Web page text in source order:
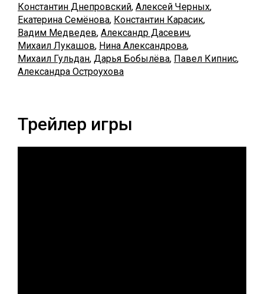
Константин Днепровский, Алексей Черных,
Екатерина Семёнова, Константин Карасик,
Вадим Медведев, Александр Дасевич,
Михаил Лукашов, Нина Александрова,
Михаил Гульдан, Дарья Бобылёва, Павел Кипнис,
Александра Остроухова
Трейлер игры